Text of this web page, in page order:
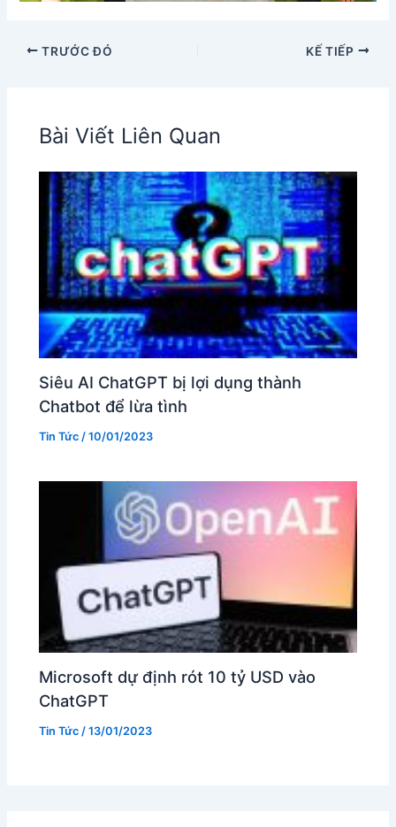
TRƯỚC ĐÓ KẾ TIẾP
Bài Viết Liên Quan
Siêu AI ChatGPT bị lợi dụng thành
Chatbot để lừa tình
Tin Tức /10/01/2023
Microsoft dự định rót 10 tỷ USD vào
ChatGPT
Tin Tức /13/01/2023